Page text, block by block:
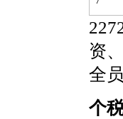
资
全
个